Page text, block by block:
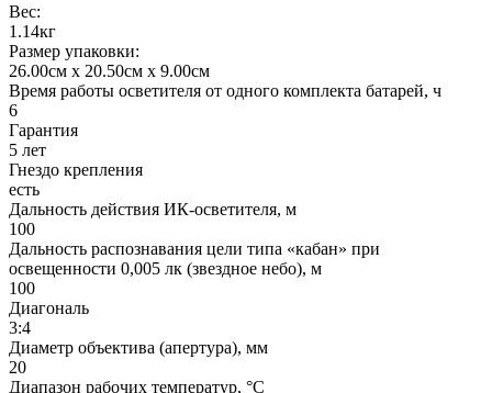
Вес:
1.14кг
Размер упаковки:
26.00см x 20.50см x 9.00см
Время работы осветителя от одного комплекта батарей, ч
6
Гарантия
5 лет
Гнездо крепления
есть
Дальность действия ИК-осветителя, м
100
Дальность распознавания цели типа «кабан» при
освещенности 0,005 лк (звездное небо), м
100
Диагональ
3:4
Диаметр объектива (апертура), мм
20
Диапазон рабочих температур, °С